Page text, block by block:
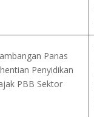
Panas
Penyidikan
PBB Sektor